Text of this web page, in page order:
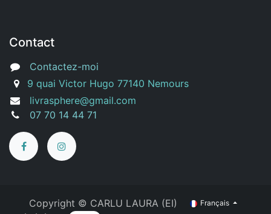
Contact
Contactez-moi
9 quai Victor Hugo 77140 Nemours
livrasphere@gmail.com
07 70 14 44 71
Copyright © CARLU LAURA (EI) Français